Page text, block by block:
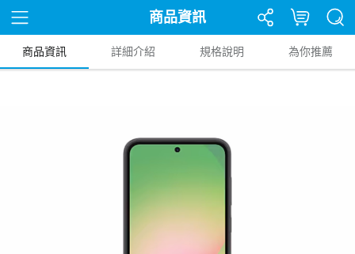
商品資訊
商品資訊 詳細介紹 規格說明 為你推薦